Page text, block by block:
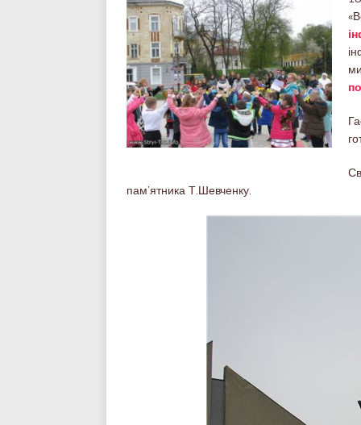
пам’ятника Т.Шевченку.